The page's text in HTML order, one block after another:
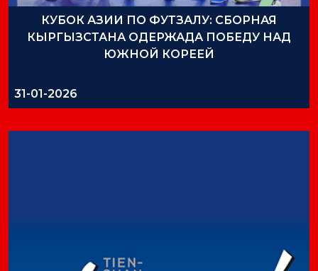
КУБОК АЗИИ ПО ФУТЗАЛУ: СБОРНАЯ
КЫРГЫЗСТАНА ОДЕРЖАДА ПОБЕДУ НАД
ЮЖНОЙ КОРЕЕЙ
31-01-2026